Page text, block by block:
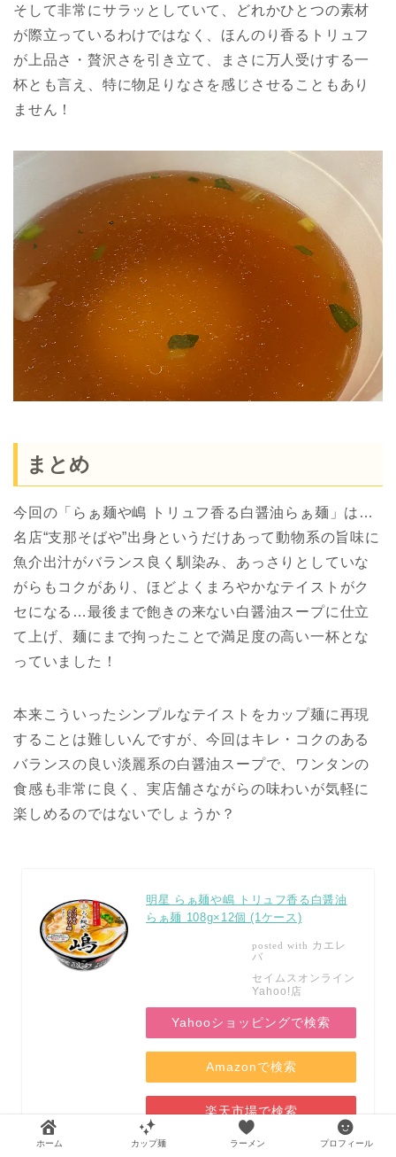
そして非常にサラッとしていて、どれかひとつの素材
が際立っているわけではなく、ほんのり香るトリュフ
が上品さ・贅沢さを引き立て、まさに万人受けする一
杯とも言え、特に物足りなさを感じさせることもあり
ません！
まとめ
今回の「らぁ麺や嶋 トリュフ香る白醤油らぁ麺」は…
名店“支那そばや”出身というだけあって動物系の旨味に
魚介出汁がバランス良く馴染み、あっさりとしていな
がらもコクがあり、ほどよくまろやかなテイストがク
セになる…最後まで飽きの来ない白醤油スープに仕立
て上げ、麺にまで拘ったことで満足度の高い一杯とな
っていました！
本来こういったシンプルなテイストをカップ麺に再現
することは難しいんですが、今回はキレ・コクのある
バランスの良い淡麗系の白醤油スープで、ワンタンの
食感も非常に良く、実店舗さながらの味わいが気軽に
楽しめるのではないでしょうか？
明星 らぁ麺や嶋 トリュフ香る白醤油
らぁ麺 108g×12個 (1ケース)
posted with カエレ
バ
セイムスオンライン
Yahoo!店
Yahooショッピングで検索
Amazonで検索
楽天市場で検索
ホーム カップ麺 ラーメン プロフィール